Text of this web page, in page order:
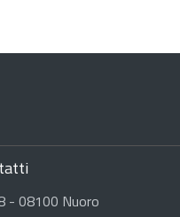
- 08100 Nuoro